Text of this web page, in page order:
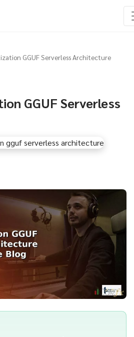
GGUF Serverless Architecture
GGUF Serverless